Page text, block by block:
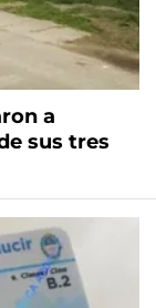
a
sus tres